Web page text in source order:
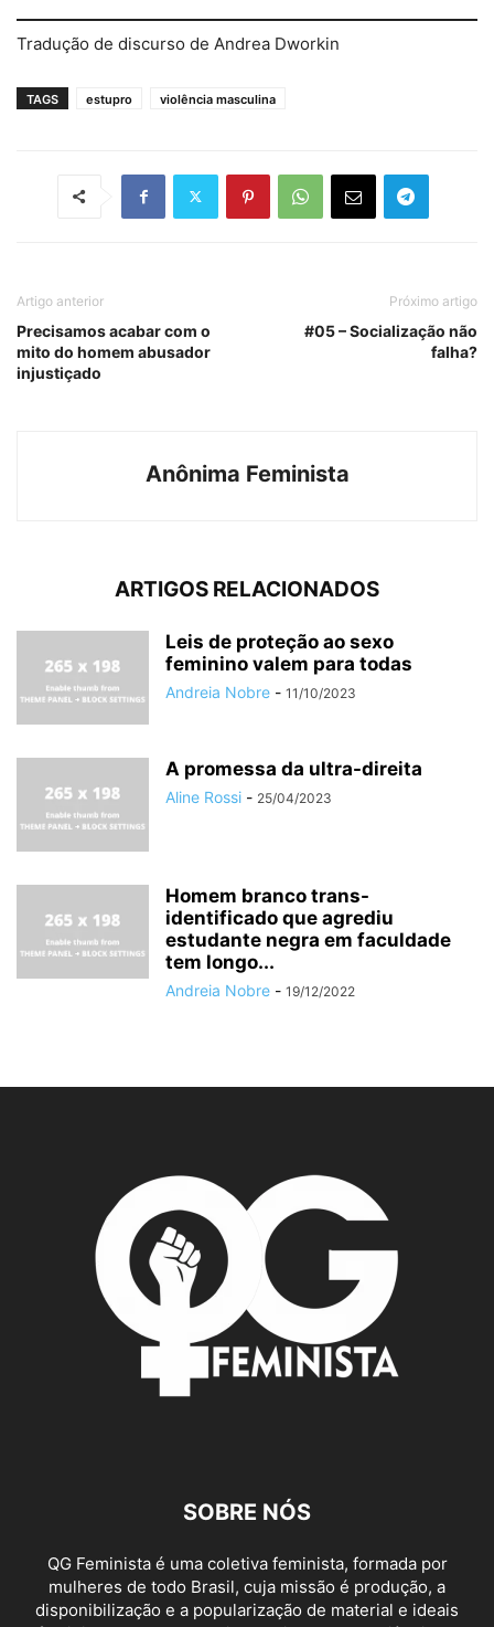
Tradução de discurso de Andrea Dworkin
TAGS estupro violência masculina
Artigo anterior
Precisamos acabar com o
mito do homem abusador
injustiçado
Próximo artigo
#05 – Socialização não
falha?
Anônima Feminista
ARTIGOS RELACIONADOS
Leis de proteção ao sexo
feminino valem para todas
Andreia Nobre - 11/10/2023
A promessa da ultra-direita
Aline Rossi - 25/04/2023
Homem branco trans-
identificado que agrediu
estudante negra em faculdade
tem longo...
Andreia Nobre - 19/12/2022
SOBRE NÓS
QG Feminista é uma coletiva feminista, formada por
mulheres de todo Brasil, cuja missão é produção, a
disponibilização e a popularização de material e ideais